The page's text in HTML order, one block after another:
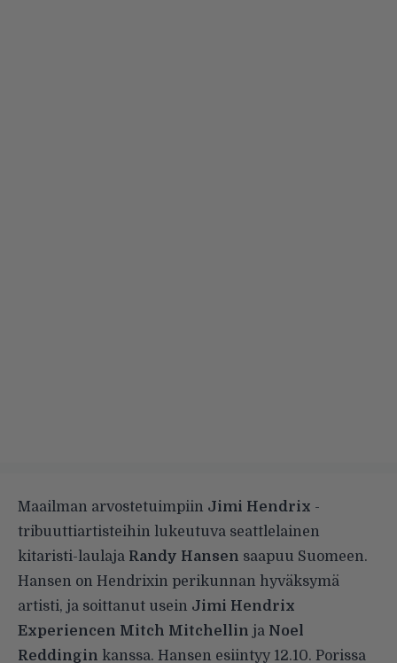
Maailman arvostetuimpiin Jimi Hendrix -
tribuuttiartisteihin lukeutuva seattlelainen
kitaristi-laulaja Randy Hansen saapuu Suomeen.
Hansen on Hendrixin perikunnan hyväksymä
artisti, ja soittanut usein Jimi Hendrix
Experiencen Mitch Mitchellin ja Noel
Reddingin kanssa. Hansen esiintyy 12.10. Porissa